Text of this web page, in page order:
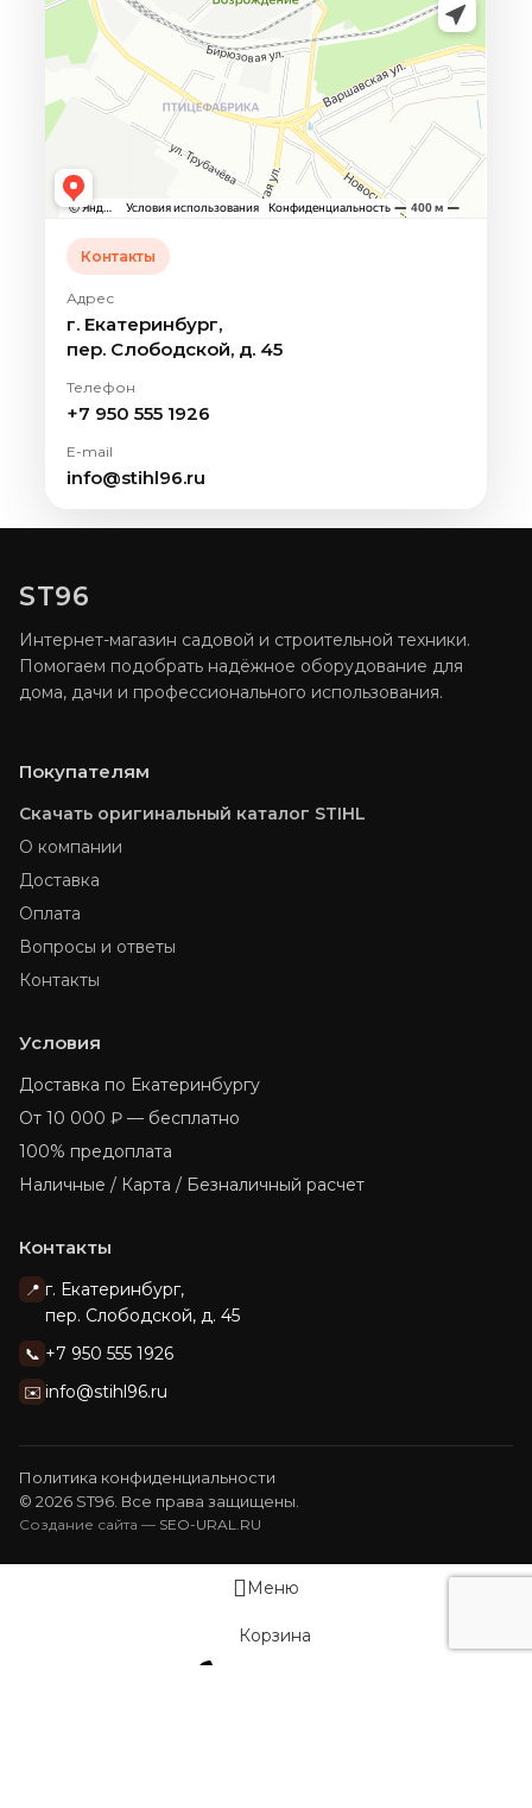
Контакты
Адрес
г. Екатеринбург,
пер. Слободской, д. 45
Телефон
+7 950 555 1926
E-mail
info@stihl96.ru
ST96
Интернет-магазин садовой и строительной техники.
Помогаем подобрать надёжное оборудование для
дома, дачи и профессионального использования.
Покупателям
Скачать оригинальный каталог STIHL
О компании
Доставка
Оплата
Вопросы и ответы
Контакты
Условия
Доставка по Екатеринбургу
От 10 000 ₽ — бесплатно
100% предоплата
Наличные / Карта / Безналичный расчет
Контакты
📍 г. Екатеринбург,
пер. Слободской, д. 45
📞 +7 950 555 1926
✉️ info@stihl96.ru
Политика конфиденциальности
© 2026 ST96. Все права защищены.
Создание сайта — SEO-URAL.RU
Меню
Корзина